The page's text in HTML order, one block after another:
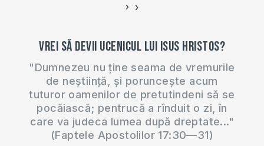
‹ ›
Vrei să devii ucenicul lui Isus Hristos?
"Dumnezeu nu ține seama de vremurile
de neștiință, și poruncește acum
tuturor oamenilor de pretutindeni să se
pocăiască; pentrucă a rînduit o zi, în
care va judeca lumea după dreptate..."
(Faptele Apostolilor 17:30—31)